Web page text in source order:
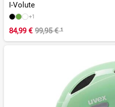
I-Volute
+1
84,99 € 99,95 €¹